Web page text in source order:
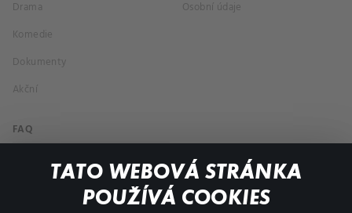
TATO WEBOVÁ STRÁNKA
POUŽÍVÁ COOKIES
Drama
Komedie
Dokumenty
Akční
Osobní údaje
FAQ
Můj účet
Důležité odkazy